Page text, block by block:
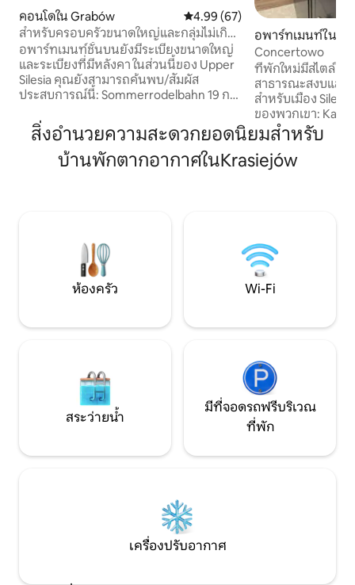
คอนโดใน Grabów คะแนนเฉลี่ย 4.99 จาก 5, 67 รีวิว
4.99 (67)
สำหรับครอบครัวขนาดใหญ่และกลุ่มไม่เกิน
10 คน
อพาร์ทเมนท์ชั้นบนยังมีระเบียงขนาดใหญ่
และระเบียงที่มีหลังคา ในส่วนนี้ของ Upper
Silesia คุณยังสามารถค้นพบ/สัมผัส
ประสบการณ์นี้: Sommerrodelbahn 19 กม.
กม. Silesia Ring/Airfield (เที่ยวชมสถานที่)
10 กม. Karolinka Golf Park 10 กม.
Dinosaur Park 19 กม. ผู้ให้บริการทัวร์เรือ
แคนูและเรือคายัค 28 กม. Palace
อพาร์ทเมนท์ใน
Concertowo
ที่พักใหม่มีสไตล์ใก
สาธารณะสงบและ
สำหรับเมือง
ของพวกเขา:
สนามกีฬา
Gliwice Arena -
รถเมล์ - เดิน 5 นา
ฟาสต์ฟู้ด อพาร์ทเ
สิ่งอำนวยความสะดวกยอดนิยมสำหรับ
บ้านพักตากอากาศในKrasiejów
ห้องครัว Wi-Fi
สระว่ายน้ำ
มีที่จอดรถฟรีบริเวณ
ที่พัก
เครื่องปรับอากาศ